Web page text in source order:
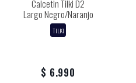
Calcetin Tilki D2
Largo Negro/Naranjo
TILKI
$ 6.990